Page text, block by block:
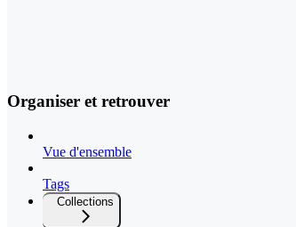
Organiser et retrouver
Vue d'ensemble
Tags
Collections